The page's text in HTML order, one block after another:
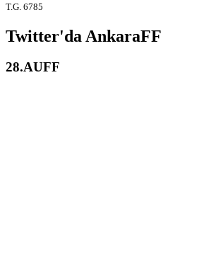
T.G. 6785
Twitter'da AnkaraFF
28.AUFF